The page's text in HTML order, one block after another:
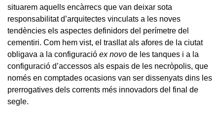
situarem aquells encàrrecs que van deixar sota
responsabilitat d’arquitectes vinculats a les noves
tendències els aspectes definidors del perímetre del
cementiri. Com hem vist, el trasllat als afores de la ciutat
obligava a la configuració ex novo de les tanques i a la
configuració d’accessos als espais de les necròpolis, que
només en comptades ocasions van ser dissenyats dins les
prerrogatives dels corrents més innovadors del final de
segle.